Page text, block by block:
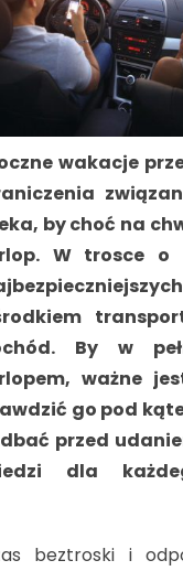
wakacje
by choć na
W trosce o
By w
ważne
go pod
przed
dla
beztroski i